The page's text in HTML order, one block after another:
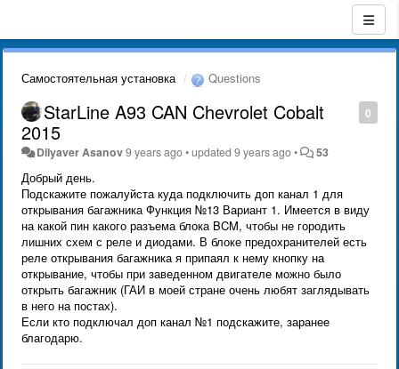
Самостоятельная установка Questions
0
StarLine A93 CAN Chevrolet Cobalt
2015
Dilyaver Asanov9 years ago•updated9 years ago• 53
Добрый день.
Подскажите пожалуйста куда подключить доп канал 1 для
открывания багажника Функция №13 Вариант 1. Имеется в виду
на какой пин какого разъема блока BCM, чтобы не городить
лишних схем с реле и диодами. В блоке предохранителей есть
реле открывания багажника я припаял к нему кнопку на
открывание, чтобы при заведенном двигателе можно было
открыть багажник (ГАИ в моей стране очень любят заглядывать
в него на постах).
Если кто подключал доп канал №1 подскажите, заранее
благодарю.